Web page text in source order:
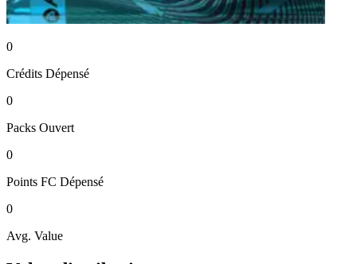
0
Crédits Dépensé
0
Packs Ouvert
0
Points FC Dépensé
0
Avg. Value